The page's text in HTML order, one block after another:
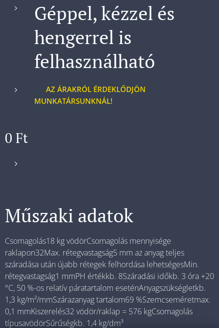
Géppel, kézzel és
hengerrel is
felhasználható
AZ ÁRAKRÓL ÉRDEKLŐDJÖN
MUNKATÁRSUNKNÁL!
0 Ft
Műszaki adatok
Csomagolás18 kg vödörCsomagolás mennyisége
raklapon32Max. rétegvastagság5 mm az anyag teljes
száradása után újabb rétegek felhordása lehetségesMin.
rétegvastagság1 mmPH értékkb. 8Száradási időkb. 3 óra +20
°C, 50 %-os relatív páratartalom eseténAnyagszükségletkb.
1,3 kg/m²/mmSzárazanyag tartalom69 %Szemcseméretmax.
0,1 mmKiszerelés32 vödör/raklap = 576 kgCsomagolás
típusavödörSűrűségkb. 1,4 kg/dm³